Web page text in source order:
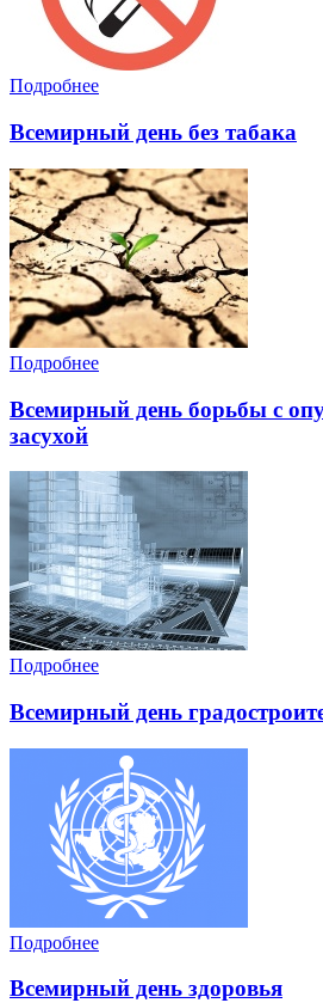
Подробнее
Всемирный день без табака
Подробнее
Всемирный день борьбы с
засухой
Подробнее
Всемирный день
Подробнее
Всемирный день здоровья